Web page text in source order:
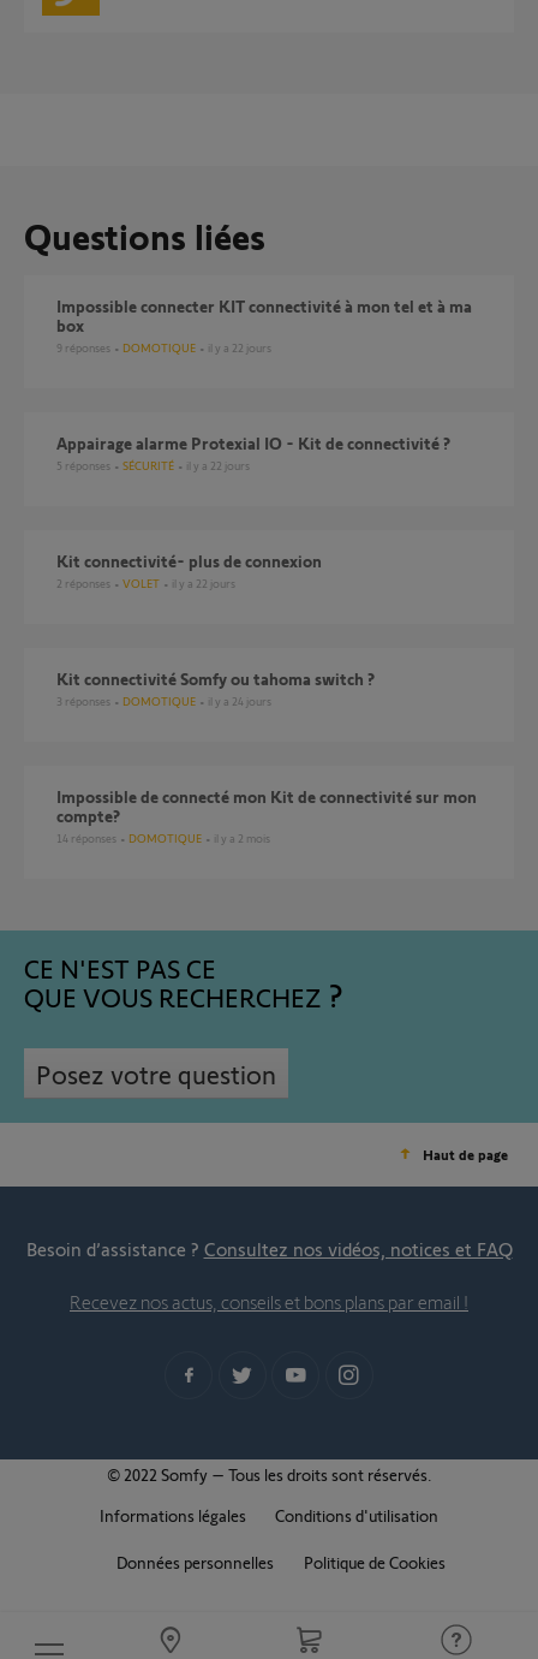
Questions liées
Impossible connecter KIT connectivité à mon tel et à ma
box
9 réponses DOMOTIQUE il y a 22 jours
Appairage alarme Protexial IO - Kit de connectivité ?
5 réponses SÉCURITÉ il y a 22 jours
Kit connectivité- plus de connexion
2 réponses VOLET il y a 22 jours
Kit connectivité Somfy ou tahoma switch ?
3 réponses DOMOTIQUE il y a 24 jours
Impossible de connecté mon Kit de connectivité sur mon
compte?
14 réponses DOMOTIQUE il y a 2 mois
CE N'EST PAS CE
QUE VOUS RECHERCHEZ
Posez votre question
Haut de page
Besoin d’assistance ? Consultez nos vidéos, notices et FAQ
Recevez nos actus, conseils et bons plans par email !
© 2022 Somfy – Tous les droits sont réservés.
Informations légales
Conditions d'utilisation
Données personnelles Politique de Cookies